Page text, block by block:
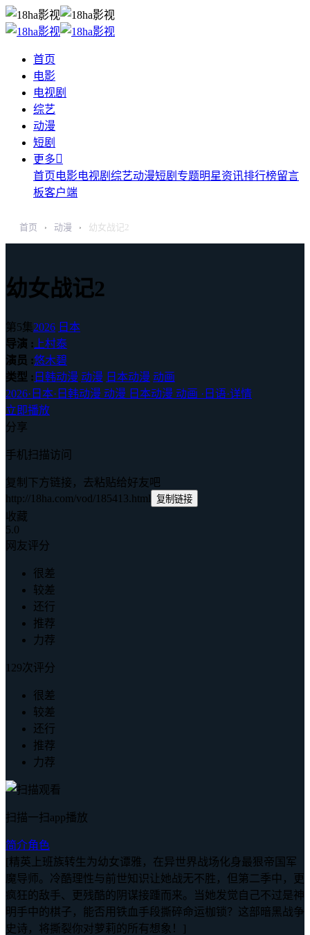
首页
电影
电视剧
综艺
动漫
短剧
更多
首页电影电视剧 综艺动漫短剧 专题明星资讯排行榜留言
板客户端
首页 › 动漫 › 幼女战记2
幼女战记2
第5集2026 日本
导演 : 上村泰
演员 :悠木碧
类型 : 日韩动漫 动漫 日本动漫 动画
2026· 日本· 日韩动漫 动漫 日本动漫 动画 · 日语·详情
立即播放
分享
手机扫描访问
复制下方链接，去粘贴给好友吧
http://18ha.com/vod/185413.html 复制链接
收藏
5.0
网友评分
很差
较差
还行
推荐
力荐
129次评分
很差
较差
还行
推荐
力荐
扫描一扫app播放
简介角色
[精英上班族转生为幼女谭雅，在异世界战场化身最狠帝国军
魔导师。冷酷理性与前世知识让她战无不胜，但第二季中，更
疯狂的敌手、更残酷的阴谋接踵而来。当她发觉自己不过是神
明手中的棋子，能否用铁血手段撕碎命运枷锁？这部暗黑战争
史诗，将撕裂你对萝莉的所有想象！]